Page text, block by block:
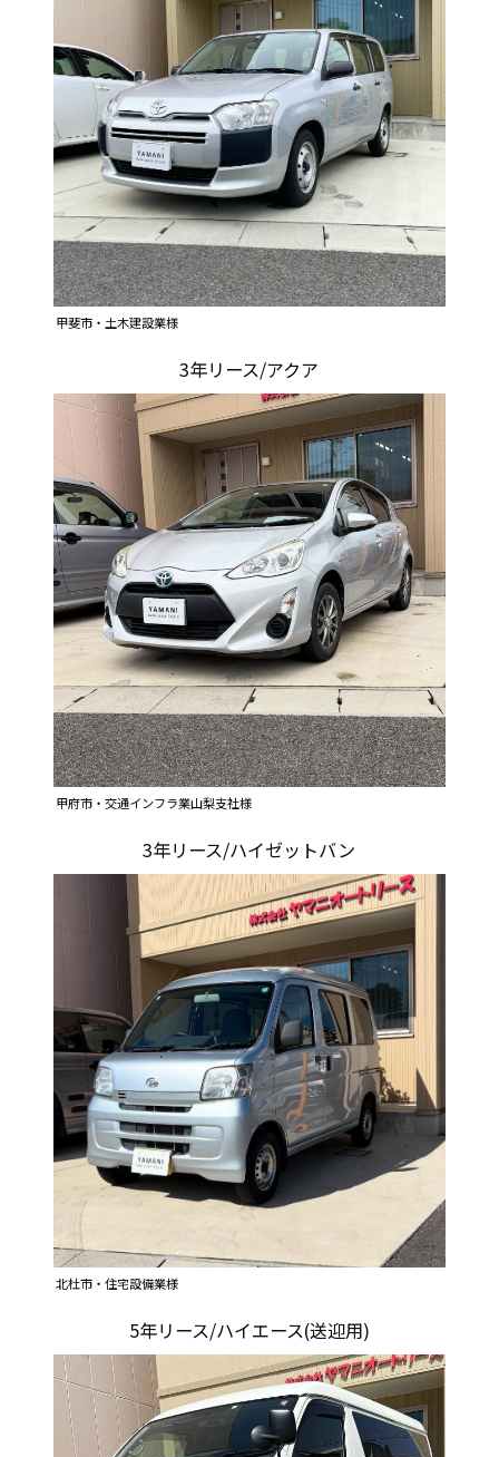
甲斐市・土木建設業様
3年リース/アクア
甲府市・交通インフラ業山梨支社様
3年リース/ハイゼットバン
北杜市・住宅設備業様
5年リース/ハイエース(送迎用)